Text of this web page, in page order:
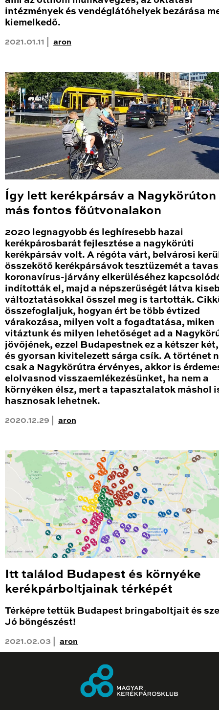
intézmények és vendéglátóhelyek bezárása
kiemelkedő.
2021.01.11 | aron
Így lett kerékpársáv a Nagykörúton
más fontos főútvonalakon
2020 legnagyobb és leghíresebb hazai
kerékpárosbarát fejlesztése a nagykörúti
kerékpársáv volt. A régóta várt, belvárosi
összekötő kerékpársávok tesztüzemét a
koronavírus-járvány elkerüléséhez
indították el, majd a népszerűségét látva
változtatásokkal ősszel meg is tartották.
összefoglaljuk, hogyan ért be több évtized
várakozása, milyen volt a fogadtatása, miken
vitáztunk és milyen lehetőséget ad a
jövőjének, ezzel Budapestnek ez a kétszer
és gyorsan kivitelezett sárga csík. A történet
csak a Nagykörútra érvényes, akkor is
elolvasnod visszaemlékezésünket, ha nem a
környéken élsz, mert a tapasztalatok máshol
hasznosak lehetnek.
2020.12.29 | aron
Itt találod Budapest és környéke
kerékpárboltjainak térképét
Térképre tettük Budapest bringaboltjait és
Jó böngészést!
2021.02.03 | aron